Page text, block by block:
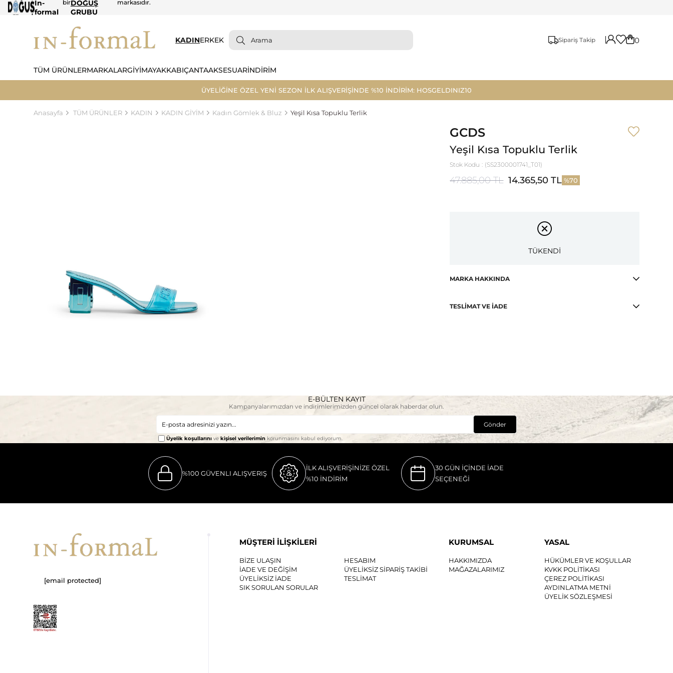
In-
formal
birDOĞUŞ
GRUBU
markasıdır.
KADINERKEK Sipariş Takip 0
TÜM ÜRÜNLERMARKALARGİYİMAYAKKABIÇANTAAKSESUARİNDİRİM
ÜYELİĞİNE ÖZEL YENİ SEZON İLK ALIŞVERİŞİNDE %10 İNDİRİM: HOSGELDINIZ10
Anasayfa TÜM ÜRÜNLER KADIN KADIN GİYİM Kadın Gömlek & Bluz Yeşil Kısa Topuklu Terlik
GCDS
Yeşil Kısa Topuklu Terlik
Stok Kodu (SS2300001741_T01)
47.885,00 TL 14.365,50 TL 70
TÜKENDİ
MARKA HAKKINDA
TESLIMAT VE İADE
E-BÜLTEN KAYIT
Kampanyalarımızdan ve indirimlerimizden güncel olarak haberdar olun.
Gönder
Üyelik koşullarını ve kişisel verilerimin korunmasını kabul ediyorum.
%100 GÜVENLI ALIŞVERIŞ
İLK ALIŞVERİŞİNİZE ÖZEL
%10 İNDİRİM
30 GÜN İÇİNDE İADE
SEÇENEĞİ
[email protected]
MÜŞTERİ İLİŞKİLERİ
BİZE ULAŞIN
HESABIM
İADE VE DEĞİŞİM
ÜYELİKSİZ SİPARİŞ TAKİBİ
ÜYELİKSİZ İADE
TESLİMAT
SIK SORULAN SORULAR
KURUMSAL
HAKKIMIZDA
MAĞAZALARIMIZ
YASAL
HÜKÜMLER VE KOŞULLAR
KVKK POLİTİKASI
ÇEREZ POLİTİKASI
AYDINLATMA METNİ
ÜYELİK SÖZLEŞMESİ